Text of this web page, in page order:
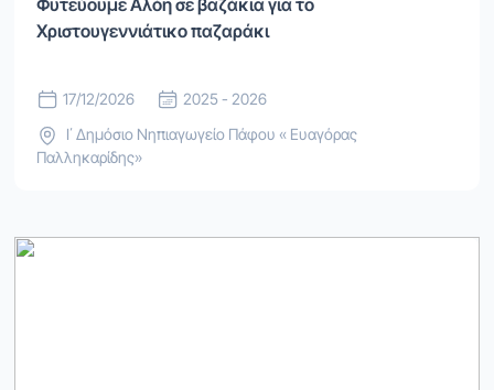
Φυτεύουμε Αλόη σε βαζάκια για το
Χριστουγεννιάτικο παζαράκι
17/12/2026
2025 - 2026
Ι΄ Δημόσιο Νηπιαγωγείο Πάφου « Ευαγόρας
Παλληκαρίδης»